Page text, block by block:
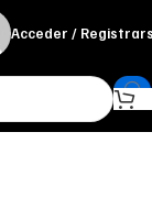
Acceder /
MANN-FILTER